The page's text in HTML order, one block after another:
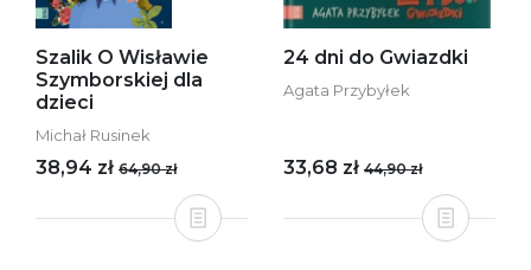
Szalik O Wisławie
Szymborskiej dla
dzieci
Michał Rusinek
38,94 zł 64,90 zł
24 dni do Gwiazdki
Agata Przybyłek
33,68 zł 44,90 zł